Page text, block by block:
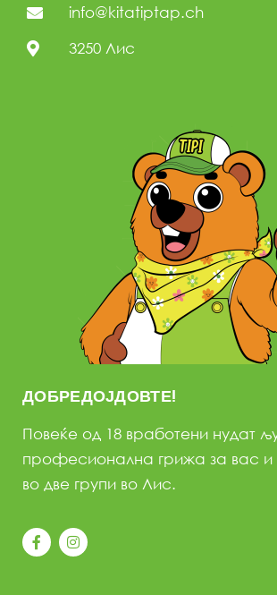
info@kitatiptap.ch
3250 Лис
ДОБРЕДОЈДОВТЕ!
Повеќе од 18 вработени нудат
професионална грижа за вас
во две групи во Лис.